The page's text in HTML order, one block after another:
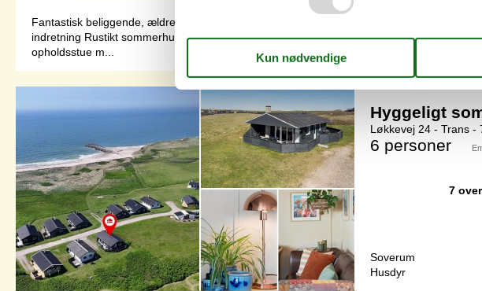
Fantastisk beliggende, ældre sommerhus med internet. Beliggende i første klitrække
indretning Rustikt sommerhus på 90 m2 med 2 soverum (5 ES). Soverum med 2 ES er
opholdsstue m...
Hyggeligt
Løkkevej 24 - Trans -
6 personer
7
Soverum
Husdyr